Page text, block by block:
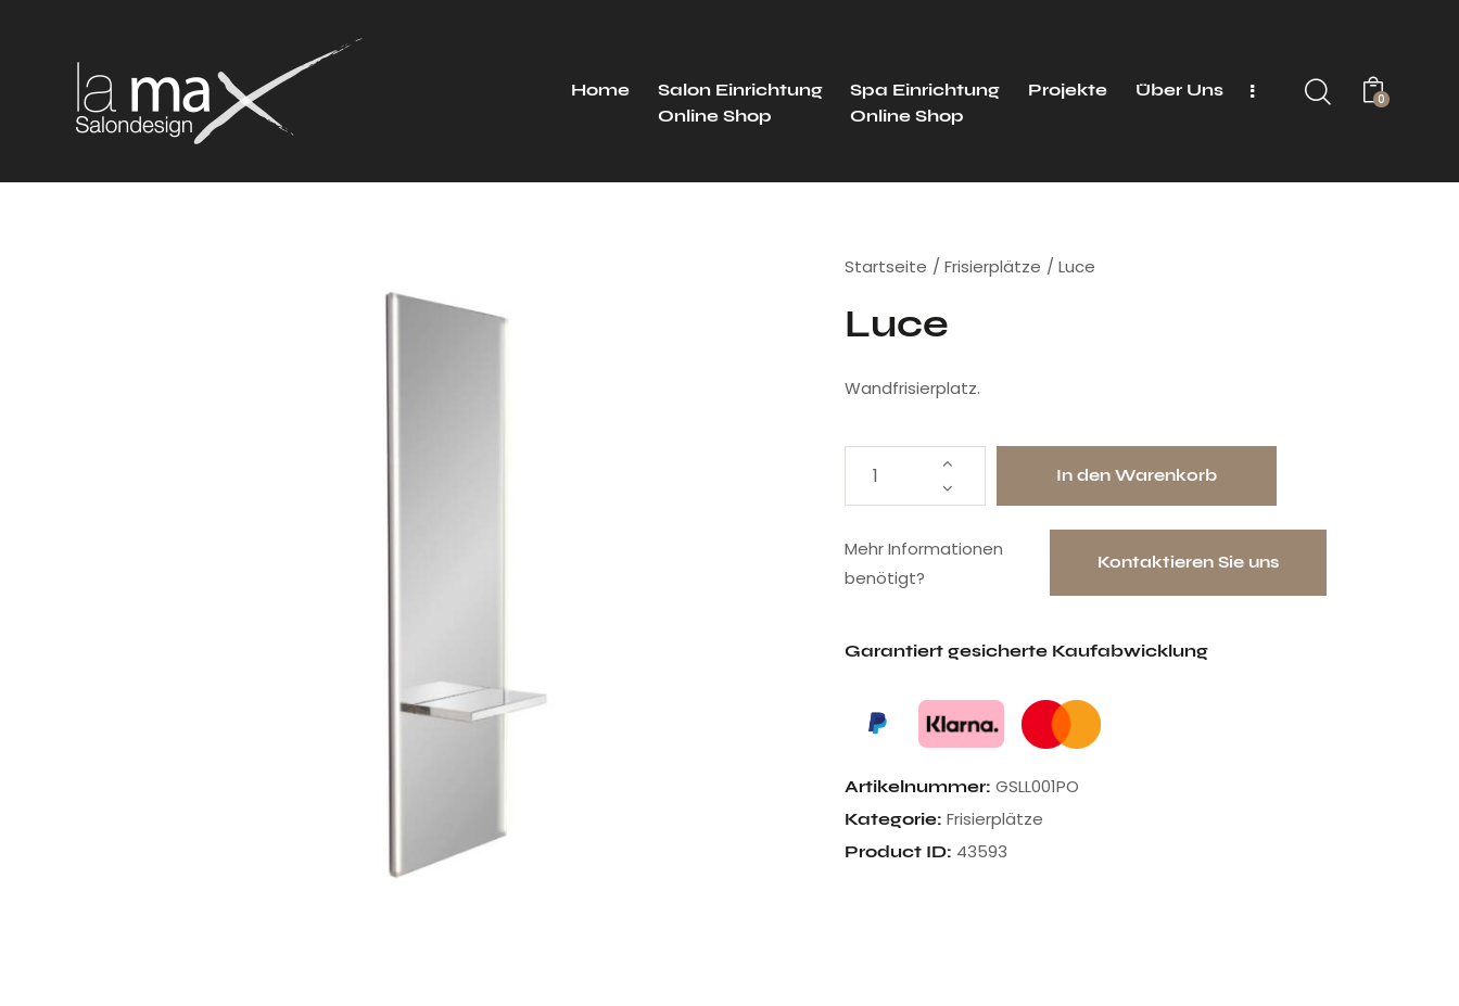
Home
Salon Einrichtung
Online Shop
Spa Einrichtung
Online Shop
Projekte Über Uns 0
Startseite Frisierplätze Luce
Luce
Wandfrisierplatz.
In den Warenkorb
Mehr Informationen
benötigt?
Kontaktieren Sie uns
Garantiert gesicherte Kaufabwicklung
Artikelnummer: GSLL001PO
Kategorie: Frisierplätze
Product ID: 43593